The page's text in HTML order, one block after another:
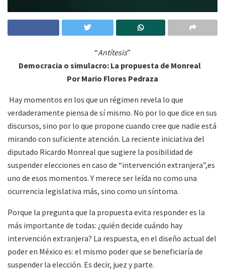
“Antítesis”
Democracia o simulacro: La propuesta de Monreal
Por Mario Flores Pedraza
Hay momentos en los que un régimen revela lo que
verdaderamente piensa de sí mismo. No por lo que dice en sus
discursos, sino por lo que propone cuando cree que nadie está
mirando con suficiente atención. La reciente iniciativa del
diputado Ricardo Monreal que sugiere la posibilidad de
suspender elecciones en caso de “intervención extranjera”,es
uno de esos momentos. Y merece ser leída no como una
ocurrencia legislativa más, sino como un síntoma.
Porque la pregunta que la propuesta evita responder es la
más importante de todas: ¿quién decide cuándo hay
intervención extranjera? La respuesta, en el diseño actual del
poder en México es: el mismo poder que se beneficiaría de
suspender la elección. Es decir, juez y parte.